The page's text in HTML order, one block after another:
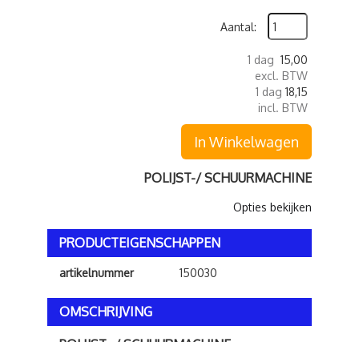
Aantal:
1 dag 15,00
excl. BTW
1 dag 18,15
incl. BTW
In Winkelwagen
POLIJST-/ SCHUURMACHINE
Opties bekijken
PRODUCTEIGENSCHAPPEN
artikelnummer 150030
OMSCHRIJVING